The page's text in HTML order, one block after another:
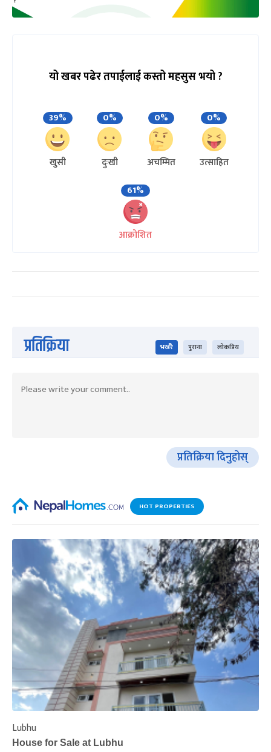
यो खबर पढेर तपाईलाई कस्तो महसुस भयो ?
39%
खुसी
0%
दुःखी
0%
अचम्मित
0%
उत्साहित
61%
आक्रोशित
प्रतिक्रिया भर्खरै पुराना लोकप्रिय
प्रतिक्रिया दिनुहोस्
HOT PROPERTIES
Lubhu
House for Sale at Lubhu